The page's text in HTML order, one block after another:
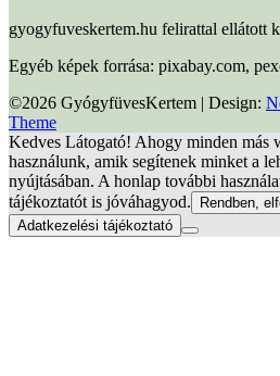
gyogyfuveskertem.hu felirattal ellátott
Egyéb képek forrása: pixabay.com,
©2026 GyógyfüvesKertem | Design:
Theme
Kedves Látogató! Ahogy minden más
használunk, amik segítenek minket a
nyújtásában. A honlap további
tájékoztatót is jóváhagyod.
Rendben,
Adatkezelési tájékoztató